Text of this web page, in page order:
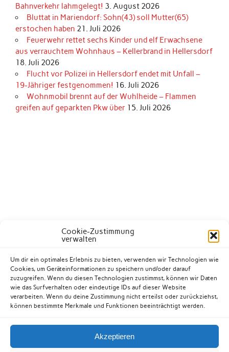
Cookie-Zustimmung
verwalten
Um dir ein optimales Erlebnis zu bieten, verwenden wir Technologien wie
Cookies, um Geräteinformationen zu speichern und/oder darauf
zuzugreifen. Wenn du diesen Technologien zustimmst, können wir Daten
wie das Surfverhalten oder eindeutige IDs auf dieser Website
verarbeiten. Wenn du deine Zustimmung nicht erteilst oder zurückziehst,
können bestimmte Merkmale und Funktionen beeinträchtigt werden.
Akzeptieren
Bahnverkehr lahmgelegt! 3. August 2026
Bluttat in Mariendorf: Sohn(43) soll Mutter(65)
erstochen haben 21. Juli 2026
Feuerwehr rettet sechs Kinder und elf Erwachsene
aus verrauchtem Wohnhaus – Kellerbrand in Hellersdorf
18. Juli 2026
Flucht vor Polizei in Hellersdorf endet mit Unfall –
19-Jähriger festgenommen! 16. Juli 2026
Wohnmobil brennt auf der Wuhlheide – Flammen
greifen auf geparkten Pkw über 15. Juli 2026